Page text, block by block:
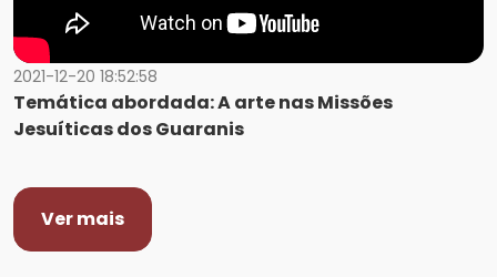
2021-12-20 18:52:58
Temática abordada: A arte nas Missões
Jesuíticas dos Guaranis
Ver mais